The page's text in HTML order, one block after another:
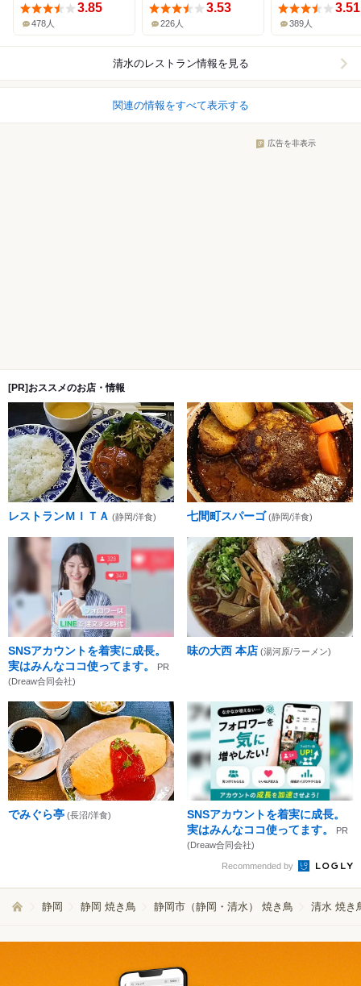
3.85
478人
3.53
226人
3.51
389人
清水のレストラン情報を見る
関連の情報をすべて表示する
広告を非表示
[PR]おススメのお店・情報
レストランＭＩＴＡ (静岡/洋食) 七間町スパーゴ (静岡/洋食)
SNSアカウントを着実に成長。
実はみんなココ使ってます。
PR
(Dreaw合同会社)
味の大西 本店 (湯河原/ラーメン)
でみぐら亭 (長沼/洋食)
SNSアカウントを着実に成長。
実はみんなココ使ってます。
PR
(Dreaw合同会社)
Recommended by
静岡 静岡 焼き鳥 静岡市（静岡・清水） 焼き鳥 清水 焼き